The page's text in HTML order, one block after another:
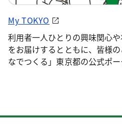
My TOKYO
利用者一人ひとりの興味関心
をお届けするとともに、皆様
なでつくる」東京都の公式ポー